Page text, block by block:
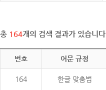
총 164개의 검색 결과가 있습니다.
번호 어문 규정
164 한글 맞춤법